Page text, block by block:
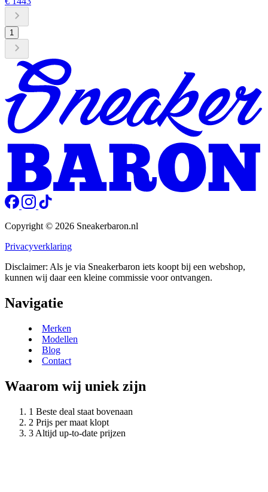
1
Copyright © 2026 Sneakerbaron.nl
Privacyverklaring
Disclaimer: Als je via Sneakerbaron iets koopt bij een webshop,
kunnen wij daar een kleine commissie voor ontvangen.
Navigatie
Merken
Modellen
Blog
Contact
Waarom wij uniek zijn
Beste deal staat bovenaan
Prijs per maat klopt
Altijd up-to-date prijzen